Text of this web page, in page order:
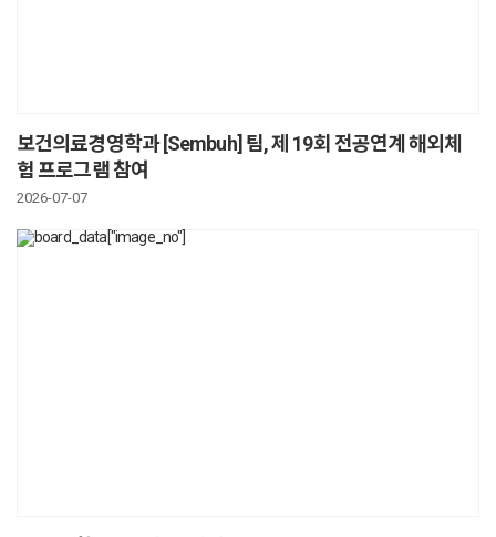
보건의료경영학과 [Sembuh] 팀, 제 19회 전공연계 해외체
험 프로그램 참여
2026-07-07